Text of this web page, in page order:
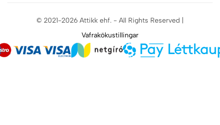
© 2021-2026 Attikk ehf. - All Rights Reserved |
Vafrakökustillingar